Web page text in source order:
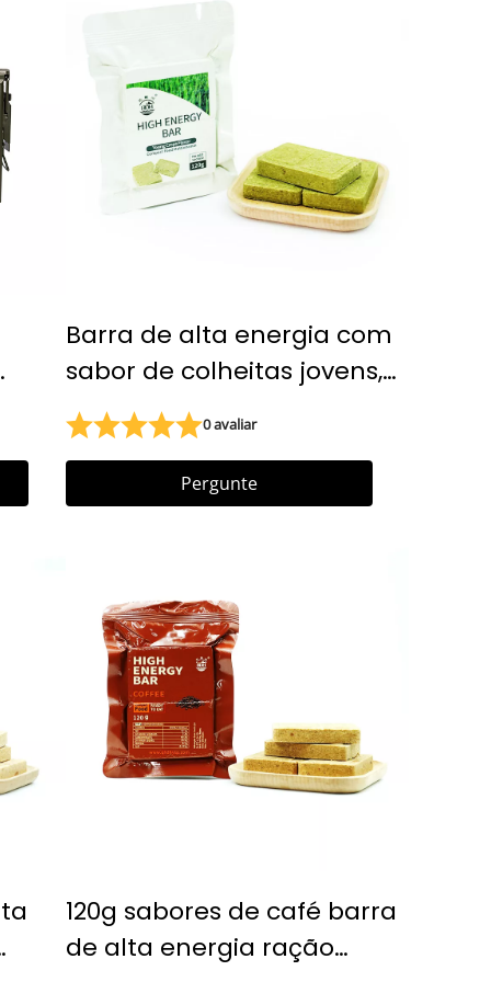
Barra de alta energia com
sabor de colheitas jovens,
120g, ração alimentar de
emergência, rações de
emergência para barco
salva-vidas, alimentos de
0 avaliar
Pergunte
120g sabores de café barra
de alta energia ração